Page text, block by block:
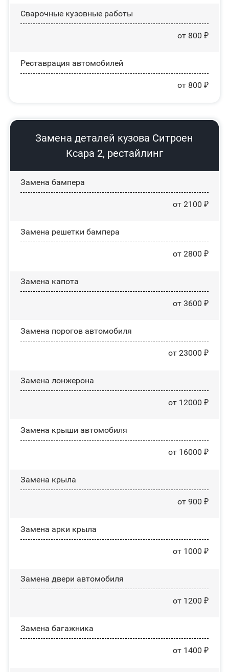
Сварочные кузовные работы
от 800 ₽
Реставрация автомобилей
от 800 ₽
Замена деталей кузова Ситроен
Ксара 2, рестайлинг
Замена бампера
от 2100 ₽
Замена решетки бампера
от 2800 ₽
Замена капота
от 3600 ₽
Замена порогов автомобиля
от 23000 ₽
Замена лонжерона
от 12000 ₽
Замена крыши автомобиля
от 16000 ₽
Замена крыла
от 900 ₽
Замена арки крыла
от 1000 ₽
Замена двери автомобиля
от 1200 ₽
Замена багажника
от 1400 ₽